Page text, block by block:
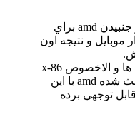
علت اون هم مشخصه- دير جنبيدن amd براي
و نتيجه اون
گير كردن در باتلاق بازار pc ها و الاخصوص x-86
base هاي پر مصرف كه باعث شده amd با اين
hondo هيچ conract wining قابل توجهي برده